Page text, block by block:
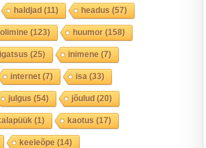
haldjad(11) headus (57)
(123) huumor(158)
igatsus (25) inimene (7)
internet(7) isa (33)
julgus (54) jõulud(20)
(1) kaotus (17)
keeleõpe (14)